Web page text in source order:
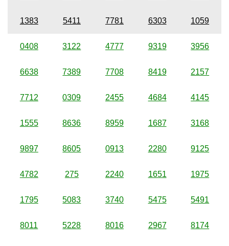
1383 5411 7781 6303 1059
0408 3122 4777 9319 3956
6638 7389 7708 8419 2157
7712 0309 2455 4684 4145
1555 8636 8959 1687 3168
9897 8605 0913 2280 9125
4782 275 2240 1651 1975
1795 5083 3740 5475 5491
8011 5228 8016 2967 8174